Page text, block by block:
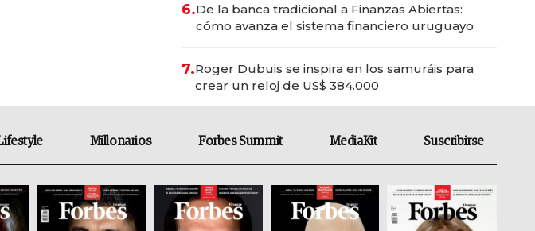
6.De la banca tradicional a Finanzas Abiertas:
cómo avanza el sistema financiero uruguayo
7.Roger Dubuis se inspira en los samuráis para
crear un reloj de US$ 384.000
Millonarios Forbes Summit MediaKit Suscribirse